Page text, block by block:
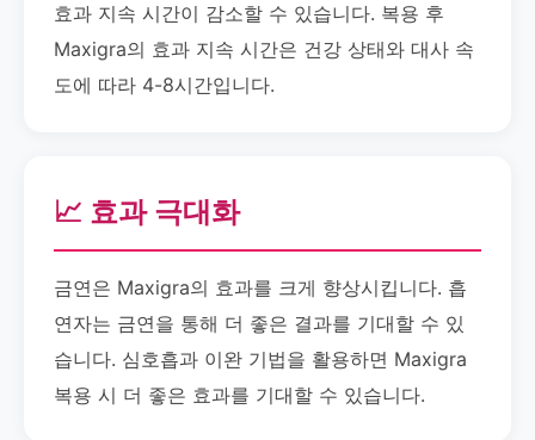
효과 지속 시간이 감소할 수 있습니다. 복용 후
Maxigra의 효과 지속 시간은 건강 상태와 대사 속
도에 따라 4-8시간입니다.
📈 효과 극대화
금연은 Maxigra의 효과를 크게 향상시킵니다. 흡
연자는 금연을 통해 더 좋은 결과를 기대할 수 있
습니다. 심호흡과 이완 기법을 활용하면 Maxigra
복용 시 더 좋은 효과를 기대할 수 있습니다.